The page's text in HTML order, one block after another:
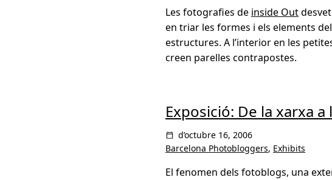
Les fotografies de inside Out
en triar les formes i els elements
estructures. A l’interior en les
creen parelles contrapostes.
Exposició: De la xarxa a
d’octubre 16, 2006
Barcelona Photobloggers, Exhibits
El fenomen dels fotoblogs, una